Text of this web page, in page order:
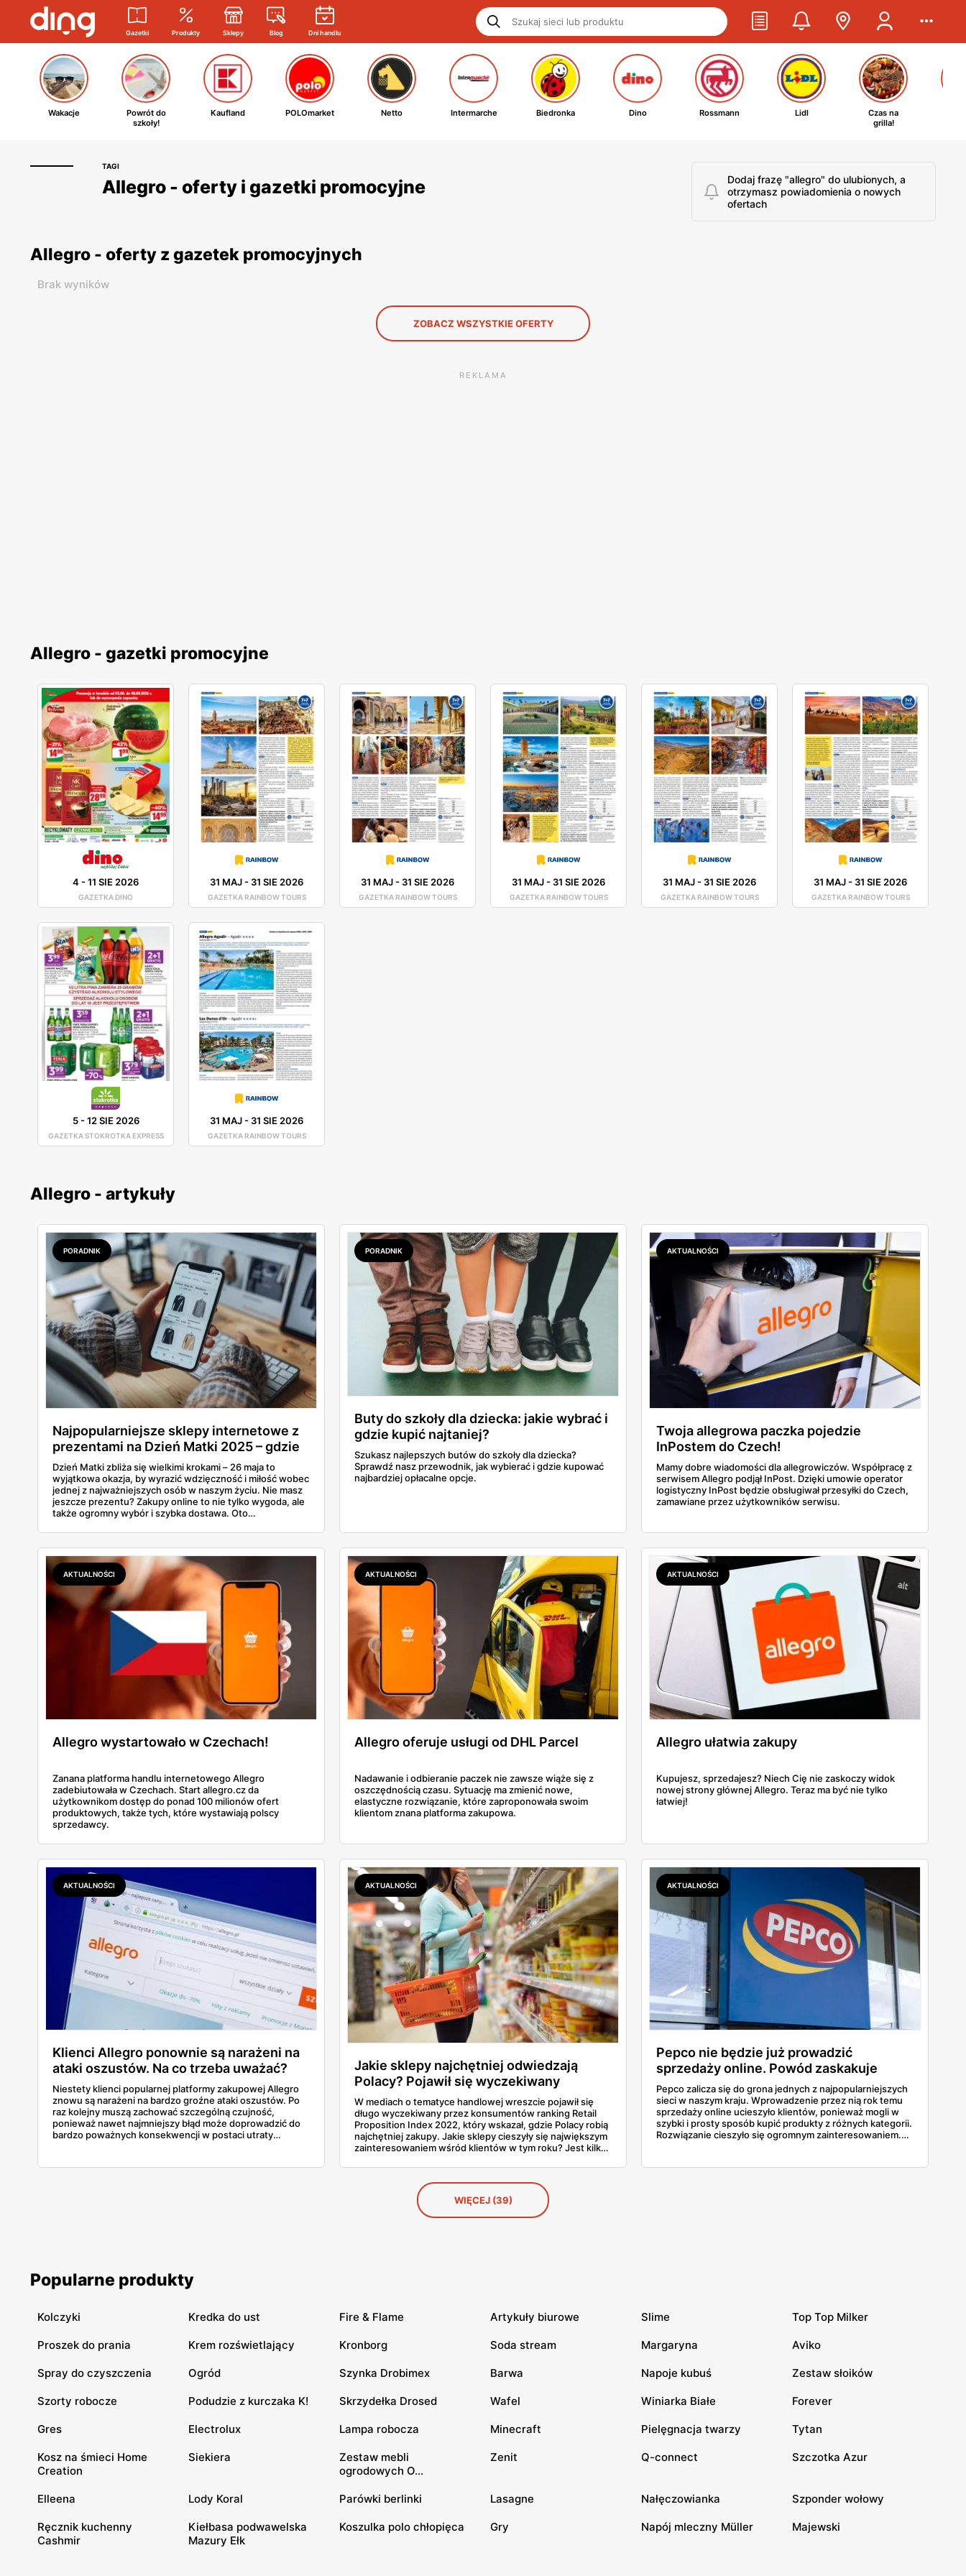
Gazetki Produkty Sklepy Blog Dni handlu
Wakacje
Powrót do
szkoły!
Kaufland POLOmarket Netto Intermarche Biedronka Dino Rossmann Lidl
Czas na
grilla!
TAGI
Allegro - oferty i gazetki promocyjne
Dodaj frazę "allegro" do ulubionych, a
otrzymasz powiadomienia o nowych
ofertach
Allegro - oferty z gazetek promocyjnych
Brak wyników
ZOBACZ WSZYSTKIE OFERTY
REKLAMA
Allegro - gazetki promocyjne
4 -11 SIE 2026
GAZETKA DINO
31 MAJ- 31 SIE 2026
GAZETKA RAINBOW TOURS
31 MAJ- 31 SIE 2026
GAZETKA RAINBOW TOURS
31 MAJ- 31 SIE 2026
GAZETKA RAINBOW TOURS
31 MAJ- 31 SIE 2026
GAZETKA RAINBOW TOURS
31 MAJ- 31 SIE 2026
GAZETKA RAINBOW TOURS
5-12 SIE 2026
GAZETKA STOKROTKA EXPRESS
31 MAJ- 31 SIE 2026
GAZETKA RAINBOW TOURS
Allegro - artykuły
PORADNIK
Najpopularniejsze sklepy internetowe z
prezentami na Dzień Matki 2025 – gdzie
znaleźć idealny upominek online?
Dzień Matki zbliża się wielkimi krokami – 26 maja to
wyjątkowa okazja, by wyrazić wdzięczność i miłość wobec
jednej z najważniejszych osób w naszym życiu. Nie masz
jeszcze prezentu? Zakupy online to nie tylko wygoda, ale
także ogromny wybór i szybka dostawa. Oto
Dzień Mamy, w których na pewno znajdziesz coś
wyjątkowego!
PORADNIK
Buty do szkoły dla dziecka: jakie wybrać i
gdzie kupić najtaniej?
Szukasz najlepszych butów do szkoły dla dziecka?
Sprawdź nasz przewodnik, jak wybierać i gdzie kupować
najbardziej opłacalne opcje.
AKTUALNOŚCI
Twoja allegrowa paczka pojedzie
InPostem do Czech!
Mamy dobre wiadomości dla allegrowiczów. Współpracę z
serwisem Allegro podjął InPost. Dzięki umowie operator
logistyczny InPost będzie obsługiwał przesyłki do Czech,
zamawiane przez użytkowników serwisu.
AKTUALNOŚCI
Allegro wystartowało w Czechach!
Zanana platforma handlu internetowego Allegro
zadebiutowała w Czechach. Start allegro.cz da
użytkownikom dostęp do ponad 100 milionów ofert
produktowych, także tych, które wystawiają polscy
sprzedawcy.
AKTUALNOŚCI
Allegro oferuje usługi od DHL Parcel
Nadawanie i odbieranie paczek nie zawsze wiąże się z
oszczędnością czasu. Sytuację ma zmienić nowe,
elastyczne rozwiązanie, które zaproponowała swoim
klientom znana platforma zakupowa.
AKTUALNOŚCI
Allegro ułatwia zakupy
Kupujesz, sprzedajesz? Niech Cię nie zaskoczy widok
nowej strony głównej Allegro. Teraz ma być nie tylko
łatwiej!
AKTUALNOŚCI
Klienci Allegro ponownie są narażeni na
ataki oszustów. Na co trzeba uważać?
Niestety klienci popularnej platformy zakupowej Allegro
znowu są narażeni na bardzo groźne ataki oszustów. Po
raz kolejny muszą zachować szczególną czujność,
ponieważ nawet najmniejszy błąd może doprowadzić do
bardzo poważnych konsekwencji w postaci utraty
AKTUALNOŚCI
Jakie sklepy najchętniej odwiedzają
Polacy? Pojawił się wyczekiwany
ranking!
W mediach o tematyce handlowej wreszcie pojawił się
długo wyczekiwany przez konsumentów ranking Retail
Proposition Index 2022, który wskazał, gdzie Polacy robią
najchętniej zakupy. Jakie sklepy cieszyły się największym
zainteresowaniem wśród klientów w tym roku? Jest kilka
szczegóły, zapoznaj się.
AKTUALNOŚCI
Pepco nie będzie już prowadzić
sprzedaży online. Powód zaskakuje
Pepco zalicza się do grona jednych z najpopularniejszych
sieci w naszym kraju. Wprowadzenie przez nią rok temu
sprzedaży online ucieszyło klientów, ponieważ mogli w
szybki i prosty sposób kupić produkty z różnych kategorii.
Rozwiązanie cieszyło się ogromnym zainteresowaniem.
WIĘCEJ (39)
Popularne produkty
Kolczyki Kredka do ust Fire & Flame Artykuły biurowe Slime Top Top Milker
Proszek do prania Krem rozświetlający Kronborg Soda stream Margaryna Aviko
Spray do czyszczenia Ogród Szynka Drobimex Barwa Napoje kubuś Zestaw słoików
Szorty robocze Podudzie z kurczaka K! Skrzydełka Drosed Wafel Winiarka Białe Forever
Gres Electrolux Lampa robocza Minecraft Pielęgnacja twarzy Tytan
Kosz na śmieci Home
Creation
Siekiera
Zestaw mebli
ogrodowych O...
Zenit Q-connect Szczotka Azur
Elleena Lody Koral Parówki berlinki Lasagne Nałęczowianka Szponder wołowy
Ręcznik kuchenny
Cashmir
Kiełbasa podwawelska
Mazury Ełk
Koszulka polo chłopięca Gry Napój mleczny Müller Majewski